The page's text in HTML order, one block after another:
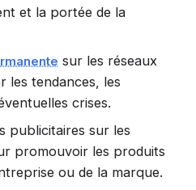
et la portée de la
sur les réseaux
les tendances, les
crises.
publicitaires sur les
promouvoir les produits
ou de la marque.